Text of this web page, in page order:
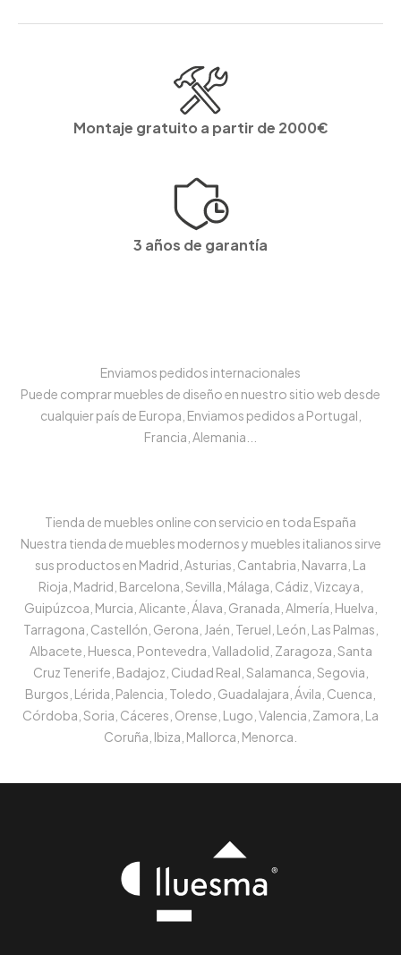
Montaje gratuito a partir de 2000€
3 años de garantía
Enviamos pedidos internacionales
Puede comprar muebles de diseño en nuestro sitio web desde
cualquier país de Europa, Enviamos pedidos a Portugal,
Francia, Alemania...
Tienda de muebles online con servicio en toda España
Nuestra tienda de muebles modernos y muebles italianos sirve
sus productos en Madrid, Asturias, Cantabria, Navarra, La
Rioja, Madrid, Barcelona, Sevilla, Málaga, Cádiz, Vizcaya,
Guipúzcoa, Murcia, Alicante, Álava, Granada, Almería, Huelva,
Tarragona, Castellón, Gerona, Jaén, Teruel, León, Las Palmas,
Albacete, Huesca, Pontevedra, Valladolid, Zaragoza, Santa
Cruz Tenerife, Badajoz, Ciudad Real, Salamanca, Segovia,
Burgos, Lérida, Palencia, Toledo, Guadalajara, Ávila, Cuenca,
Córdoba, Soria, Cáceres, Orense, Lugo, Valencia, Zamora, La
Coruña, Ibiza, Mallorca, Menorca.